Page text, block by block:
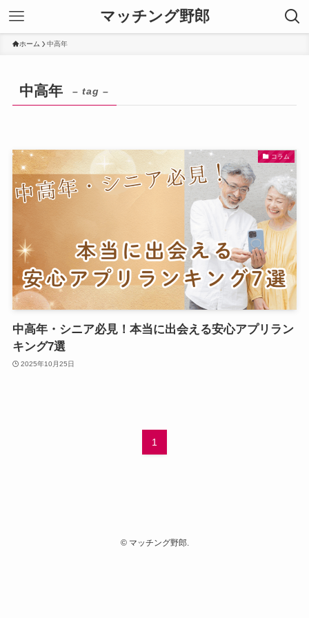
マッチング野郎
ホーム 中高年
中高年 – tag –
コラム
中高年・シニア必見！本当に出会える安心アプリラン
キング7選
2025年10月25日
1
©マッチング野郎.